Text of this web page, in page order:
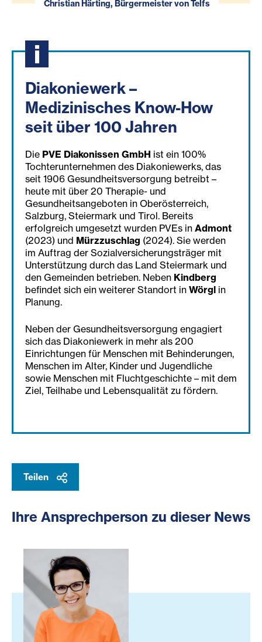
Christian Härting, Bürgermeister von Telfs
Diakoniewerk –
Medizinisches Know-How
seit über 100 Jahren
Die PVE Diakonissen GmbH ist ein 100%
Tochterunternehmen des Diakoniewerks, das
seit 1906 Gesundheitsversorgung betreibt –
heute mit über 20 Therapie- und
Gesundheitsangeboten in Oberösterreich,
Salzburg, Steiermark und Tirol. Bereits
erfolgreich umgesetzt wurden PVEs in Admont
(2023) und Mürzzuschlag (2024). Sie werden
im Auftrag der Sozialversicherungsträger mit
Unterstützung durch das Land Steiermark und
den Gemeinden betrieben. Neben Kindberg
befindet sich ein weiterer Standort in Wörgl in
Planung.
Neben der Gesundheitsversorgung engagiert
sich das Diakoniewerk in mehr als 200
Einrichtungen für Menschen mit Behinderungen,
Menschen im Alter, Kinder und Jugendliche
sowie Menschen mit Fluchtgeschichte – mit dem
Ziel, Teilhabe und Lebensqualität zu fördern.
Teilen
Ihre Ansprechperson zu dieser News